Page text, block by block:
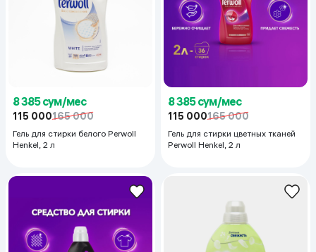
8 385 сум/мес
115 000165 000
Гель для стирки белого Perwoll
Henkel, 2 л
8 385 сум/мес
115 000165 000
Гель для стирки цветных тканей
Perwoll Henkel, 2 л